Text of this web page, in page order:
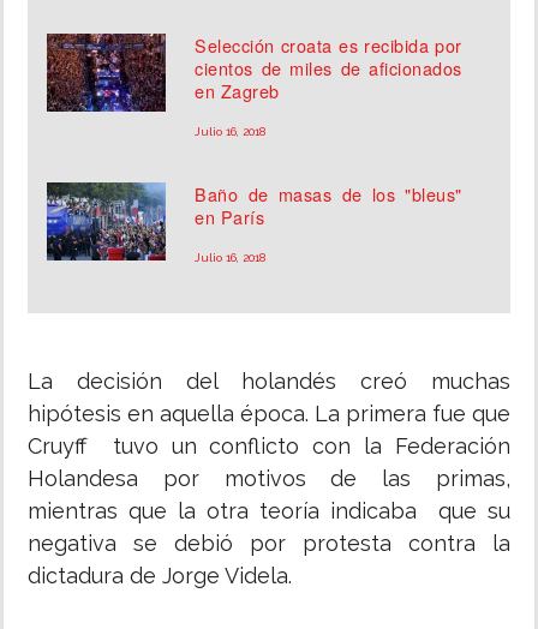
Selección croata es recibida por
cientos de miles de aficionados
en Zagreb
Julio 16, 2018
Baño de masas de los "bleus"
en París
Julio 16, 2018
La decisión del holandés creó muchas
hipótesis en aquella época. La primera fue que
Cruyff tuvo un conflicto con la Federación
Holandesa por motivos de las primas,
mientras que la otra teoría indicaba que su
negativa se debió por protesta contra la
dictadura de Jorge Videla.